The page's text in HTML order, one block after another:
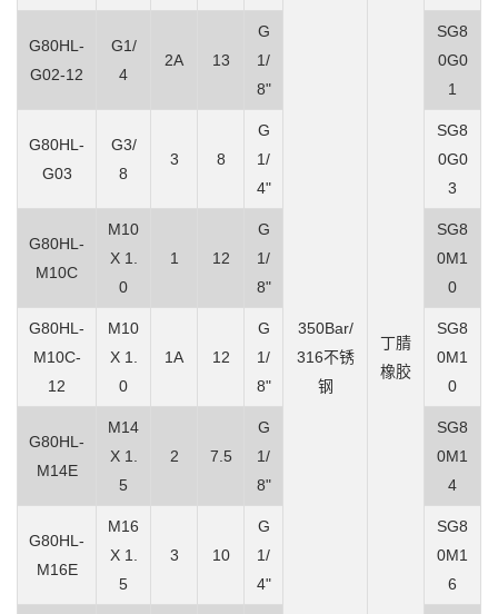
350Bar/
316不锈
钢
丁腈
橡胶
G80HL-
G02-12
G1/
4
2A 13
G
1/
8"
SG8
0G0
1
G80HL-
G03
G3/
8
3 8
G
1/
4"
SG8
0G0
3
G80HL-
M10C
M10
X 1.
0
1 12
G
1/
8"
SG8
0M1
0
G80HL-
M10C-
12
M10
X 1.
0
1A 12
G
1/
8"
SG8
0M1
0
G80HL-
M14E
M14
X 1.
5
2 7.5
G
1/
8"
SG8
0M1
4
G80HL-
M16E
M16
X 1.
5
3 10
G
1/
4"
SG8
0M1
6